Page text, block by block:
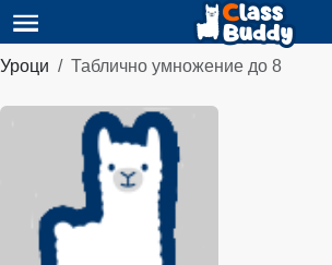
Уроци Таблично умножение до 8